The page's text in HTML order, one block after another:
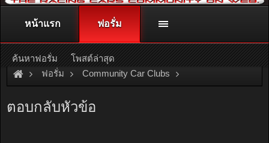
ติดต่อลงโฆษณา racingweb@gmail.comหรือโทร. 081-811-1138
หรืออ่านรายละเอียดเพิ่มเติม คลิกที่นี่
ฟอรั่ม Community Car Clubs
ตอบกลับหัวข้อ
หน้าแรก ฟอรั่ม
ค้นหาฟอรั่ม โพสต์ล่าสุด